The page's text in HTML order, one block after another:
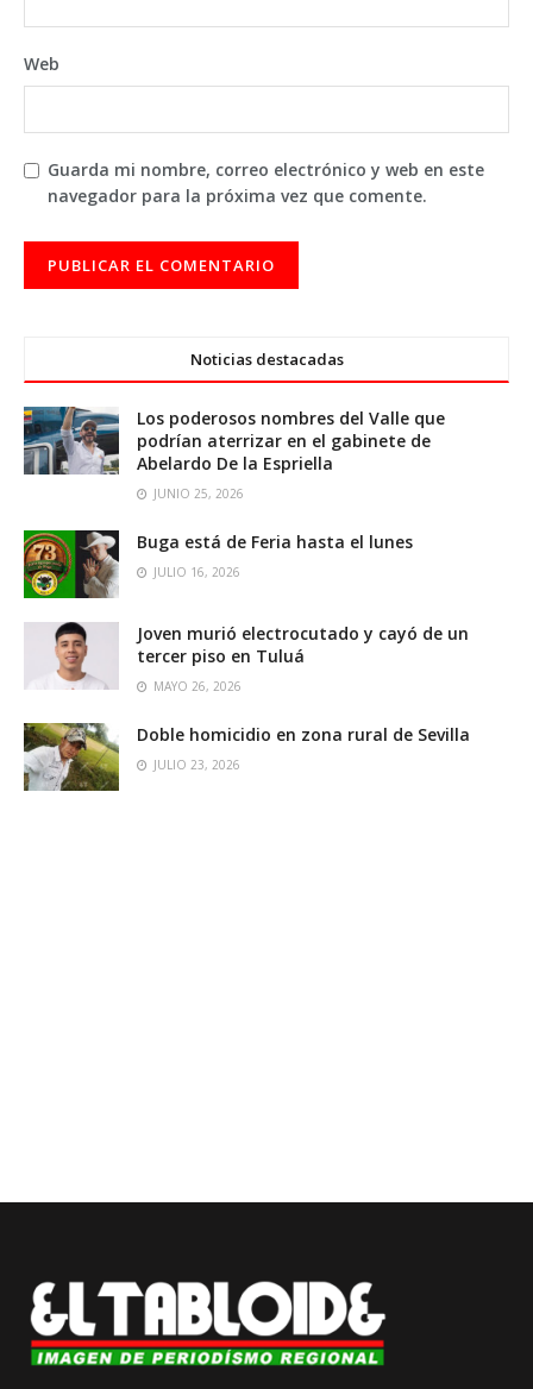
Web
Guarda mi nombre, correo electrónico y web en este
navegador para la próxima vez que comente.
Noticias destacadas
Los poderosos nombres del Valle que
podrían aterrizar en el gabinete de
Abelardo De la Espriella
JUNIO 25, 2026
Buga está de Feria hasta el lunes
JULIO 16, 2026
Joven murió electrocutado y cayó de un
tercer piso en Tuluá
MAYO 26, 2026
Doble homicidio en zona rural de Sevilla
JULIO 23, 2026